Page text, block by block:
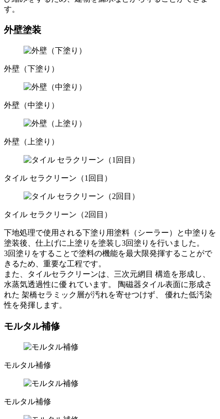
す。
外壁塗装
外壁（下塗り）
外壁（中塗り）
外壁（上塗り）
タイル セラクリーン（1回目）
タイル セラクリーン（2回目）
下地処理で使用される下塗り用塗料（シーラー）と中塗りを
塗装後、仕上げに上塗りを塗装し3回塗りを行いました。
3回塗りをすることで塗料の機能を最大限発揮することがで
きるため、重要な工程です。
また、タイルセラクリーンは、三次元網目 構造を形成し、
水蒸気透過性に優 れています。 陶磁器タイル表面に形成さ
れた 架橋セラミック層が汚れを寄せつけず、 優れた低汚染
性を発揮します。
モルタル補修
モルタル補修
モルタル補修